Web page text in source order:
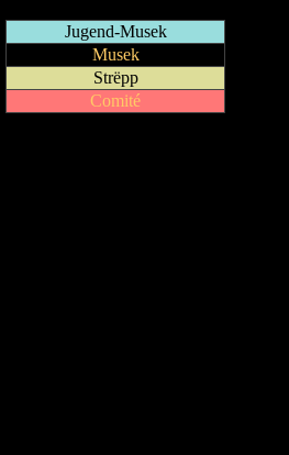
Jugend-Musek
Musek
Strëpp
Comité